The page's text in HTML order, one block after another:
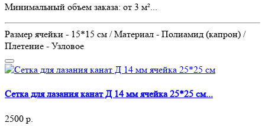
Минимальный объем заказа: от 3 м²...
Размер ячейки - 15*15 см / Материал - Полиамид (капрон) /
Плетение - Узловое
Сетка для лазания канат Д 14 мм ячейка 25*25 см...
2500 р.